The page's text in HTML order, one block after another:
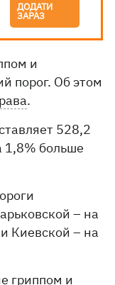
ДОДАТИ
ЗАРАЗ
и
порог. Об этом
.
528,2
1,8% больше
– на
Киевской – на
гриппом и